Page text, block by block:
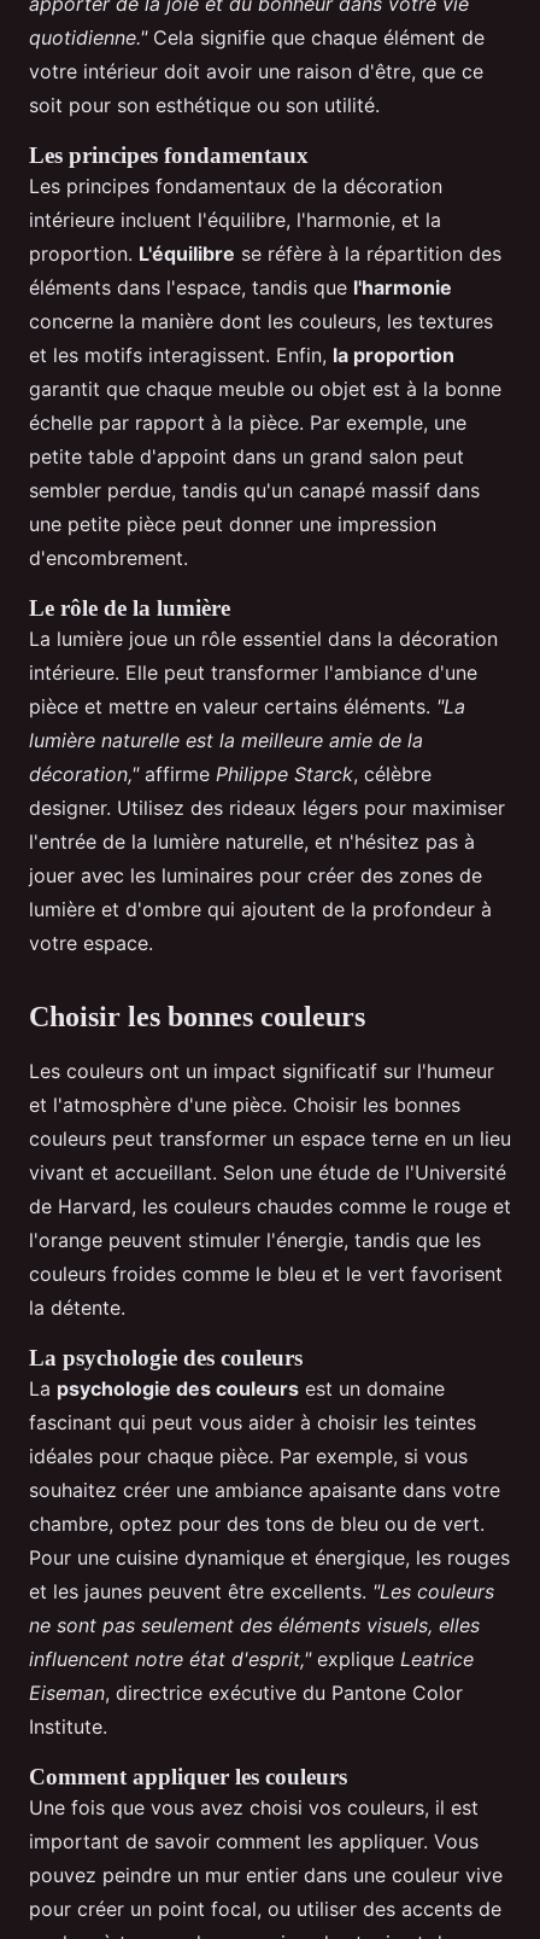
quotidienne."Cela signifie que chaque élément de
votre intérieur doit avoir une raison d'être, que ce
soit pour son esthétique ou son utilité.
Les principes fondamentaux
Les principes fondamentaux de la décoration
intérieure incluent l'équilibre, l'harmonie, et la
proportion. L'équilibre se réfère à la répartition des
éléments dans l'espace, tandis que l'harmonie
concerne la manière dont les couleurs, les textures
et les motifs interagissent. Enfin, la proportion
garantit que chaque meuble ou objet est à la bonne
échelle par rapport à la pièce. Par exemple, une
petite table d'appoint dans un grand salon peut
sembler perdue, tandis qu'un canapé massif dans
une petite pièce peut donner une impression
d'encombrement.
Le rôle de la lumière
La lumière joue un rôle essentiel dans la décoration
intérieure. Elle peut transformer l'ambiance d'une
pièce et mettre en valeur certains éléments. "La
lumière naturelle est la meilleure amie de la
décoration,"affirme Philippe Starck, célèbre
designer. Utilisez des rideaux légers pour maximiser
l'entrée de la lumière naturelle, et n'hésitez pas à
jouer avec les luminaires pour créer des zones de
lumière et d'ombre qui ajoutent de la profondeur à
votre espace.
Choisir les bonnes couleurs
Les couleurs ont un impact significatif sur l'humeur
et l'atmosphère d'une pièce. Choisir les bonnes
couleurs peut transformer un espace terne en un lieu
vivant et accueillant. Selon une étude de l'Université
de Harvard, les couleurs chaudes comme le rouge et
l'orange peuvent stimuler l'énergie, tandis que les
couleurs froides comme le bleu et le vert favorisent
la détente.
La psychologie des couleurs
La psychologie des couleurs est un domaine
fascinant qui peut vous aider à choisir les teintes
idéales pour chaque pièce. Par exemple, si vous
souhaitez créer une ambiance apaisante dans votre
chambre, optez pour des tons de bleu ou de vert.
Pour une cuisine dynamique et énergique, les rouges
et les jaunes peuvent être excellents. "Les couleurs
ne sont pas seulement des éléments visuels, elles
influencent notre état d'esprit,"explique Leatrice
Eiseman, directrice exécutive du Pantone Color
Institute.
Comment appliquer les couleurs
Une fois que vous avez choisi vos couleurs, il est
important de savoir comment les appliquer. Vous
pouvez peindre un mur entier dans une couleur vive
pour créer un point focal, ou utiliser des accents de